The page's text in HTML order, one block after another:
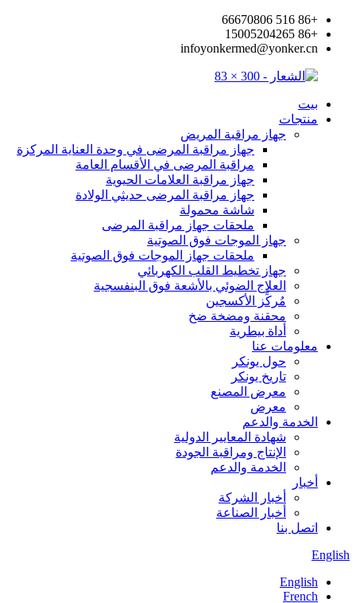
+86 516 66670806
+86 15005204265
infoyonkermed@yonker.cn
بيت
منتجات
جهاز مراقبة المريض
جهاز مراقبة المرضى في وحدة العناية المركزة
مراقبة المرضى في الأقسام العامة
جهاز مراقبة العلامات الحيوية
جهاز مراقبة المرضى حديثي الولادة
شاشة محمولة
ملحقات جهاز مراقبة المرضى
جهاز الموجات فوق الصوتية
ملحقات جهاز الموجات فوق الصوتية
جهاز تخطيط القلب الكهربائي
العلاج الضوئي بالأشعة فوق البنفسجية
مُركِّز الأكسجين
محقنة ومضخة ضخ
أداة بيطرية
معلومات عنا
حول يونكر
تاريخ يونكر
معرض المصنع
معرض
الخدمة والدعم
شهادة المعايير الدولية
الإنتاج ومراقبة الجودة
الخدمة والدعم
أخبار
أخبار الشركة
أخبار الصناعة
اتصل بنا
English
English
French